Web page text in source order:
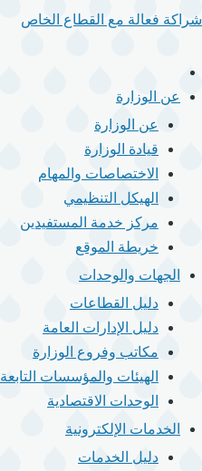
شراكة فعالة مع القطاع الخاص
القائمة
الرئيسيةعن الوزارة
عن الوزارة
قيادة الوزارة
الاختصاصات والمهام
الهيكل التنظيمي
مركز خدمة المستفيدين
خريطة الموقع
الجهات والوحدات
دليل القطاعات
دليل الإدارات العامة
مكاتب وفروع الوزارة
الهيئات والمؤسسات التابعة
الوحدات الاقتصادية
الخدمات الإلكترونية
دليل الخدمات